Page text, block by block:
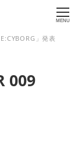
MENU
」発表
009